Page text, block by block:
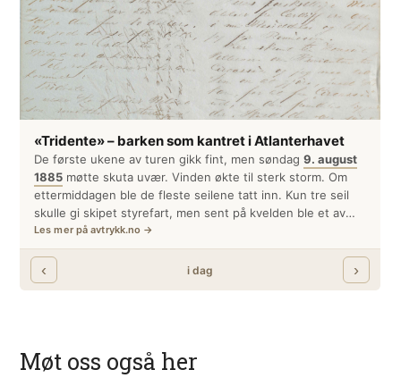
Møt oss også her